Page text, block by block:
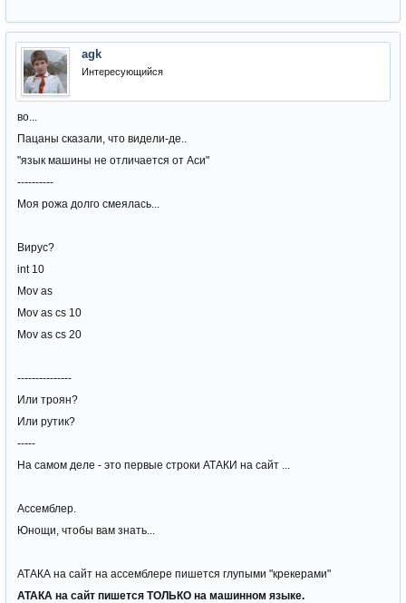
agk
Интересующийся
во...
Пацаны сказали, что видели-де..
"язык машины не отличается от Аси"
----------
Моя рожа долго смеялась...
Вирус?
int 10
Mov as
Mov as cs 10
Mov as cs 20
---------------
Или троян?
Или рутик?
-----
На самом деле - это первые строки АТАКИ на сайт ...
Ассемблер.
Юнощи, чтобы вам знать...
АТАКА на сайт на ассемблере пишется глупыми "крекерами"
АТАКА на сайт пишется ТОЛЬКО на машинном языке.